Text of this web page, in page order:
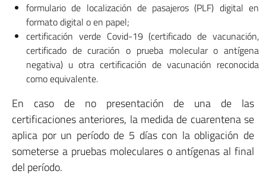
formulario de localización de pasajeros (PLF) digital en
formato digital o en papel;
certificación verde Covid-19 (certificado de vacunación,
certificado de curación o prueba molecular o antígena
negativa) u otra certificación de vacunación reconocida
como equivalente.
En caso de no presentación de una de las
certificaciones anteriores, la medida de cuarentena se
aplica por un período de 5 días con la obligación de
someterse a pruebas moleculares o antígenas al final
del período.